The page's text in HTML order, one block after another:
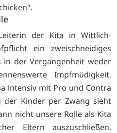
der Kita in Wittlich-
ein zweischneidiges
in der Vergangenheit weder
Impfmüdigkeit,
intensiv mit Pro und Contra
der Kinder per Zwang sieht
nicht unsere Rolle als Kita
Eltern auszuschließen.